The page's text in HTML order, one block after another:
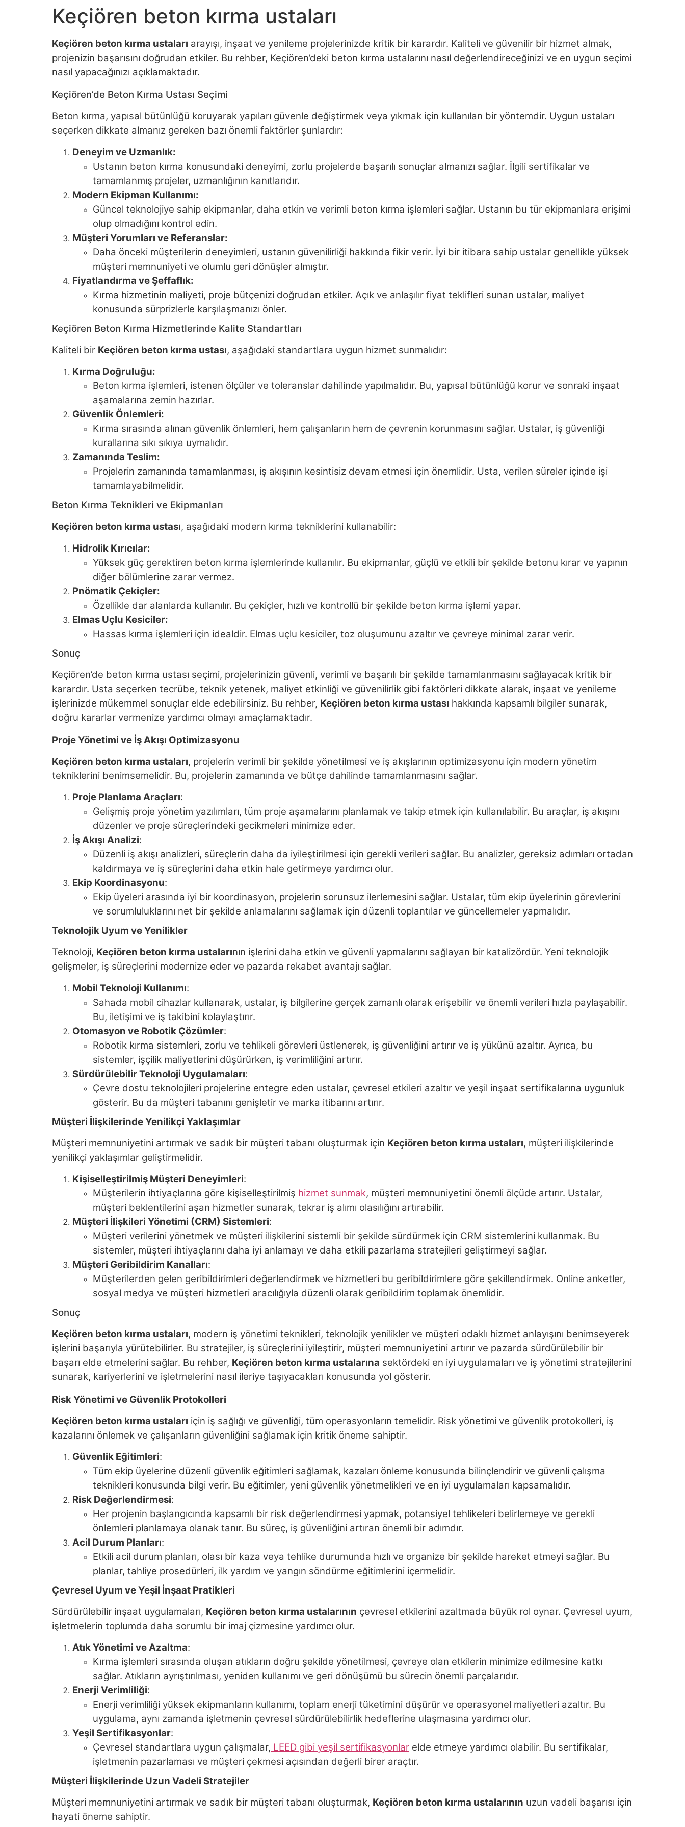
Keçiören beton kırma ustaları
Keçiören beton kırma ustaları arayışı, inşaat ve yenileme projelerinizde kritik bir karardır. Kaliteli ve güvenilir bir hizmet almak,
projenizin başarısını doğrudan etkiler. Bu rehber, Keçiören’deki beton kırma ustalarını nasıl değerlendireceğinizi ve en uygun seçimi
nasıl yapacağınızı açıklamaktadır.
Keçiören’de Beton Kırma Ustası Seçimi
Beton kırma, yapısal bütünlüğü koruyarak yapıları güvenle değiştirmek veya yıkmak için kullanılan bir yöntemdir. Uygun ustaları
seçerken dikkate almanız gereken bazı önemli faktörler şunlardır:
Deneyim ve Uzmanlık:
Ustanın beton kırma konusundaki deneyimi, zorlu projelerde başarılı sonuçlar almanızı sağlar. İlgili sertifikalar ve
tamamlanmış projeler, uzmanlığının kanıtlarıdır.
Modern Ekipman Kullanımı:
Güncel teknolojiye sahip ekipmanlar, daha etkin ve verimli beton kırma işlemleri sağlar. Ustanın bu tür ekipmanlara erişimi
olup olmadığını kontrol edin.
Müşteri Yorumları ve Referanslar:
Daha önceki müşterilerin deneyimleri, ustanın güvenilirliği hakkında fikir verir. İyi bir itibara sahip ustalar genellikle yüksek
müşteri memnuniyeti ve olumlu geri dönüşler almıştır.
Fiyatlandırma ve Şeffaflık:
Kırma hizmetinin maliyeti, proje bütçenizi doğrudan etkiler. Açık ve anlaşılır fiyat teklifleri sunan ustalar, maliyet
konusunda sürprizlerle karşılaşmanızı önler.
Keçiören Beton Kırma Hizmetlerinde Kalite Standartları
Kaliteli bir Keçiören beton kırma ustası, aşağıdaki standartlara uygun hizmet sunmalıdır:
Kırma Doğruluğu:
Beton kırma işlemleri, istenen ölçüler ve toleranslar dahilinde yapılmalıdır. Bu, yapısal bütünlüğü korur ve sonraki inşaat
aşamalarına zemin hazırlar.
Güvenlik Önlemleri:
Kırma sırasında alınan güvenlik önlemleri, hem çalışanların hem de çevrenin korunmasını sağlar. Ustalar, iş güvenliği
kurallarına sıkı sıkıya uymalıdır.
Zamanında Teslim:
Projelerin zamanında tamamlanması, iş akışının kesintisiz devam etmesi için önemlidir. Usta, verilen süreler içinde işi
tamamlayabilmelidir.
Beton Kırma Teknikleri ve Ekipmanları
Keçiören beton kırma ustası, aşağıdaki modern kırma tekniklerini kullanabilir:
Hidrolik Kırıcılar:
Yüksek güç gerektiren beton kırma işlemlerinde kullanılır. Bu ekipmanlar, güçlü ve etkili bir şekilde betonu kırar ve yapının
diğer bölümlerine zarar vermez.
Pnömatik Çekiçler:
Özellikle dar alanlarda kullanılır. Bu çekiçler, hızlı ve kontrollü bir şekilde beton kırma işlemi yapar.
Elmas Uçlu Kesiciler:
Hassas kırma işlemleri için idealdir. Elmas uçlu kesiciler, toz oluşumunu azaltır ve çevreye minimal zarar verir.
Sonuç
Keçiören’de beton kırma ustası seçimi, projelerinizin güvenli, verimli ve başarılı bir şekilde tamamlanmasını sağlayacak kritik bir
karardır. Usta seçerken tecrübe, teknik yetenek, maliyet etkinliği ve güvenilirlik gibi faktörleri dikkate alarak, inşaat ve yenileme
işlerinizde mükemmel sonuçlar elde edebilirsiniz. Bu rehber, Keçiören beton kırma ustası hakkında kapsamlı bilgiler sunarak,
doğru kararlar vermenize yardımcı olmayı amaçlamaktadır.
Proje Yönetimi ve İş Akışı Optimizasyonu
Keçiören beton kırma ustaları, projelerin verimli bir şekilde yönetilmesi ve iş akışlarının optimizasyonu için modern yönetim
tekniklerini benimsemelidir. Bu, projelerin zamanında ve bütçe dahilinde tamamlanmasını sağlar.
Proje Planlama Araçları:
Gelişmiş proje yönetim yazılımları, tüm proje aşamalarını planlamak ve takip etmek için kullanılabilir. Bu araçlar, iş akışını
düzenler ve proje süreçlerindeki gecikmeleri minimize eder.
İş Akışı Analizi:
Düzenli iş akışı analizleri, süreçlerin daha da iyileştirilmesi için gerekli verileri sağlar. Bu analizler, gereksiz adımları ortadan
kaldırmaya ve iş süreçlerini daha etkin hale getirmeye yardımcı olur.
Ekip Koordinasyonu:
Ekip üyeleri arasında iyi bir koordinasyon, projelerin sorunsuz ilerlemesini sağlar. Ustalar, tüm ekip üyelerinin görevlerini
ve sorumluluklarını net bir şekilde anlamalarını sağlamak için düzenli toplantılar ve güncellemeler yapmalıdır.
Teknolojik Uyum ve Yenilikler
Teknoloji, Keçiören beton kırma ustalarının işlerini daha etkin ve güvenli yapmalarını sağlayan bir katalizördür. Yeni teknolojik
gelişmeler, iş süreçlerini modernize eder ve pazarda rekabet avantajı sağlar.
Mobil Teknoloji Kullanımı:
Sahada mobil cihazlar kullanarak, ustalar, iş bilgilerine gerçek zamanlı olarak erişebilir ve önemli verileri hızla paylaşabilir.
Bu, iletişimi ve iş takibini kolaylaştırır.
Otomasyon ve Robotik Çözümler:
Robotik kırma sistemleri, zorlu ve tehlikeli görevleri üstlenerek, iş güvenliğini artırır ve iş yükünü azaltır. Ayrıca, bu
sistemler, işçilik maliyetlerini düşürürken, iş verimliliğini artırır.
Sürdürülebilir Teknoloji Uygulamaları:
Çevre dostu teknolojileri projelerine entegre eden ustalar, çevresel etkileri azaltır ve yeşil inşaat sertifikalarına uygunluk
gösterir. Bu da müşteri tabanını genişletir ve marka itibarını artırır.
Müşteri İlişkilerinde Yenilikçi Yaklaşımlar
Müşteri memnuniyetini artırmak ve sadık bir müşteri tabanı oluşturmak için Keçiören beton kırma ustaları, müşteri ilişkilerinde
yenilikçi yaklaşımlar geliştirmelidir.
Kişiselleştirilmiş Müşteri Deneyimleri:
Müşterilerin ihtiyaçlarına göre kişiselleştirilmiş hizmet sunmak, müşteri memnuniyetini önemli ölçüde artırır. Ustalar,
müşteri beklentilerini aşan hizmetler sunarak, tekrar iş alımı olasılığını artırabilir.
Müşteri İlişkileri Yönetimi (CRM) Sistemleri:
Müşteri verilerini yönetmek ve müşteri ilişkilerini sistemli bir şekilde sürdürmek için CRM sistemlerini kullanmak. Bu
sistemler, müşteri ihtiyaçlarını daha iyi anlamayı ve daha etkili pazarlama stratejileri geliştirmeyi sağlar.
Müşteri Geribildirim Kanalları:
Müşterilerden gelen geribildirimleri değerlendirmek ve hizmetleri bu geribildirimlere göre şekillendirmek. Online anketler,
sosyal medya ve müşteri hizmetleri aracılığıyla düzenli olarak geribildirim toplamak önemlidir.
Sonuç
Keçiören beton kırma ustaları, modern iş yönetimi teknikleri, teknolojik yenilikler ve müşteri odaklı hizmet anlayışını benimseyerek
işlerini başarıyla yürütebilirler. Bu stratejiler, iş süreçlerini iyileştirir, müşteri memnuniyetini artırır ve pazarda sürdürülebilir bir
başarı elde etmelerini sağlar. Bu rehber, Keçiören beton kırma ustalarına sektördeki en iyi uygulamaları ve iş yönetimi stratejilerini
sunarak, kariyerlerini ve işletmelerini nasıl ileriye taşıyacakları konusunda yol gösterir.
Risk Yönetimi ve Güvenlik Protokolleri
Keçiören beton kırma ustaları için iş sağlığı ve güvenliği, tüm operasyonların temelidir. Risk yönetimi ve güvenlik protokolleri, iş
kazalarını önlemek ve çalışanların güvenliğini sağlamak için kritik öneme sahiptir.
Güvenlik Eğitimleri:
Tüm ekip üyelerine düzenli güvenlik eğitimleri sağlamak, kazaları önleme konusunda bilinçlendirir ve güvenli çalışma
teknikleri konusunda bilgi verir. Bu eğitimler, yeni güvenlik yönetmelikleri ve en iyi uygulamaları kapsamalıdır.
Risk Değerlendirmesi:
Her projenin başlangıcında kapsamlı bir risk değerlendirmesi yapmak, potansiyel tehlikeleri belirlemeye ve gerekli
önlemleri planlamaya olanak tanır. Bu süreç, iş güvenliğini artıran önemli bir adımdır.
Acil Durum Planları:
Etkili acil durum planları, olası bir kaza veya tehlike durumunda hızlı ve organize bir şekilde hareket etmeyi sağlar. Bu
planlar, tahliye prosedürleri, ilk yardım ve yangın söndürme eğitimlerini içermelidir.
Çevresel Uyum ve Yeşil İnşaat Pratikleri
Sürdürülebilir inşaat uygulamaları, Keçiören beton kırma ustalarının çevresel etkilerini azaltmada büyük rol oynar. Çevresel uyum,
işletmelerin toplumda daha sorumlu bir imaj çizmesine yardımcı olur.
Atık Yönetimi ve Azaltma:
Kırma işlemleri sırasında oluşan atıkların doğru şekilde yönetilmesi, çevreye olan etkilerin minimize edilmesine katkı
sağlar. Atıkların ayrıştırılması, yeniden kullanımı ve geri dönüşümü bu sürecin önemli parçalarıdır.
Enerji Verimliliği:
Enerji verimliliği yüksek ekipmanların kullanımı, toplam enerji tüketimini düşürür ve operasyonel maliyetleri azaltır. Bu
uygulama, aynı zamanda işletmenin çevresel sürdürülebilirlik hedeflerine ulaşmasına yardımcı olur.
Yeşil Sertifikasyonlar:
Çevresel standartlara uygun çalışmalar, LEED gibi yeşil sertifikasyonlar elde etmeye yardımcı olabilir. Bu sertifikalar,
işletmenin pazarlaması ve müşteri çekmesi açısından değerli birer araçtır.
Müşteri İlişkilerinde Uzun Vadeli Stratejiler
Müşteri memnuniyetini artırmak ve sadık bir müşteri tabanı oluşturmak, Keçiören beton kırma ustalarının uzun vadeli başarısı için
hayati öneme sahiptir.